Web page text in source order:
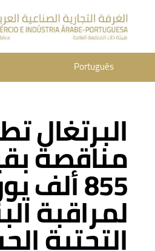
Português
البرتغال
مناقصة
855 ألف
لمراقبة
التحتية